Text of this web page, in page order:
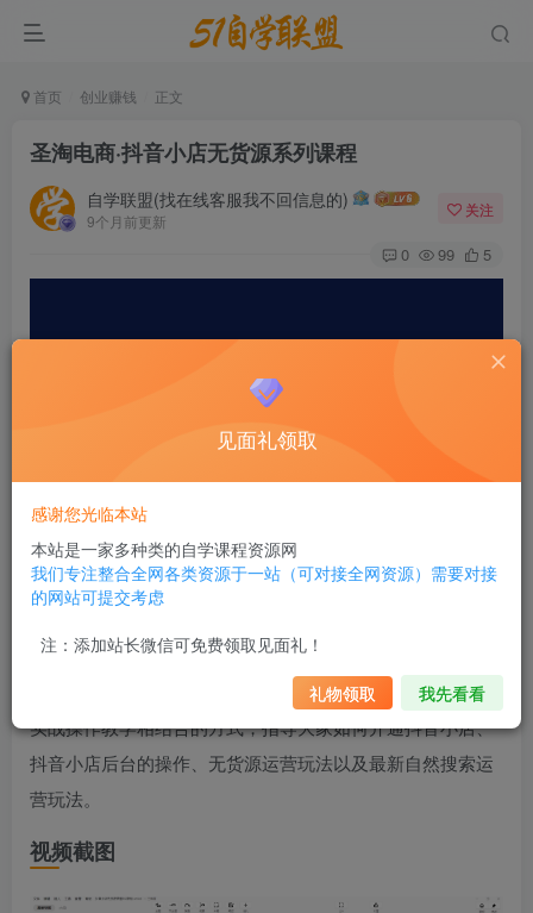
首页 创业赚钱 正文
圣淘电商·抖音小店无货源系列课程
自学联盟(找在线客服我不回信息的)
9个月前更新
关注
0 99 5
圣淘电商的抖音小店无货源系列课程，价值999元。十节课
程，零基础也能快速上手抖音小店，本课程通过理论讲解与
实战操作教学相结合的方式，指导大家如何开通抖音小店、
抖音小店后台的操作、无货源运营玩法以及最新自然搜索运
营玩法。
视频截图
见面礼领取
感谢您光临本站
本站是一家多种类的自学课程资源网
我们专注整合全网各类资源于一站（可对接全网资源）需要对接
的网站可提交考虑
注：添加站长微信可免费领取见面礼！
礼物领取 我先看看